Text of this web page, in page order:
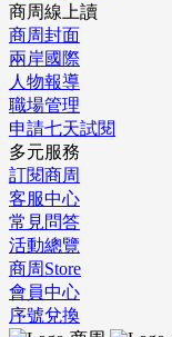
商周線上讀
商周封面
兩岸國際
人物報導
職場管理
申請七天試閱
多元服務
訂閱商周
客服中心
常見問答
活動總覽
商周Store
會員中心
序號兌換